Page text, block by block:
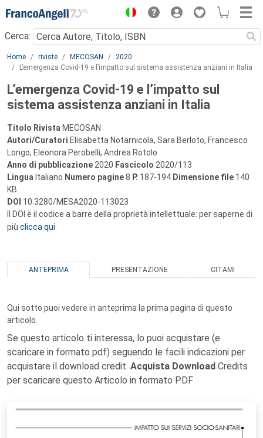
Menu
Cerca:
Main content
Home riviste MECOSAN
2020
L’emergenza Covid-19 e l’impatto sul sistema assistenza anziani in Italia
L’emergenza Covid-19 e l’impatto sul
sistema assistenza anziani in Italia
Titolo Rivista MECOSAN
Autori/Curatori Elisabetta Notarnicola, Sara Berloto, Francesco
Longo, Eleonora Perobelli, Andrea Rotolo
Anno di pubblicazione 2020 Fascicolo 2020/113
Lingua Italiano Numero pagine8 P. 187-194 Dimensione file 140
KB
DOI 10.3280/MESA2020-113023
Il DOI è il codice a barre della proprietà intellettuale: per saperne di
più clicca qui
ANTEPRIMA PRESENTAZIONE CITAMI
Qui sotto puoi vedere in anteprima la prima pagina di questo
articolo.
Se questo articolo ti interessa, lo puoi acquistare (e
scaricare in formato pdf) seguendo le facili indicazioni per
acquistare il download credit. Acquista Download Credits
per scaricare questo Articolo in formato PDF